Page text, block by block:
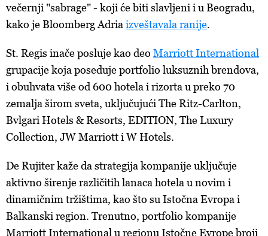
večernji "sabrage" - koji će biti slavljeni i u Beogradu,
kako je Bloomberg Adria izveštavala ranije.
St. Regis inače posluje kao deo Marriott International
grupacije koja poseduje portfolio luksuznih brendova,
i obuhvata više od 600 hotela i rizorta u preko 70
zemalja širom sveta, uključujući The Ritz-Carlton,
Bvlgari Hotels & Resorts, EDITION, The Luxury
Collection, JW Marriott i W Hotels.
De Rujiter kaže da strategija kompanije uključuje
aktivno širenje različitih lanaca hotela u novim i
dinamičnim tržištima, kao što su Istočna Evropa i
Balkanski region. Trenutno, portfolio kompanije
Marriott International u regionu Istočne Evrope broji